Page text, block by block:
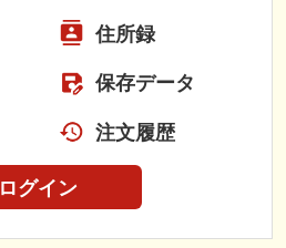
住所録
保存データ
注文履歴
ログイン